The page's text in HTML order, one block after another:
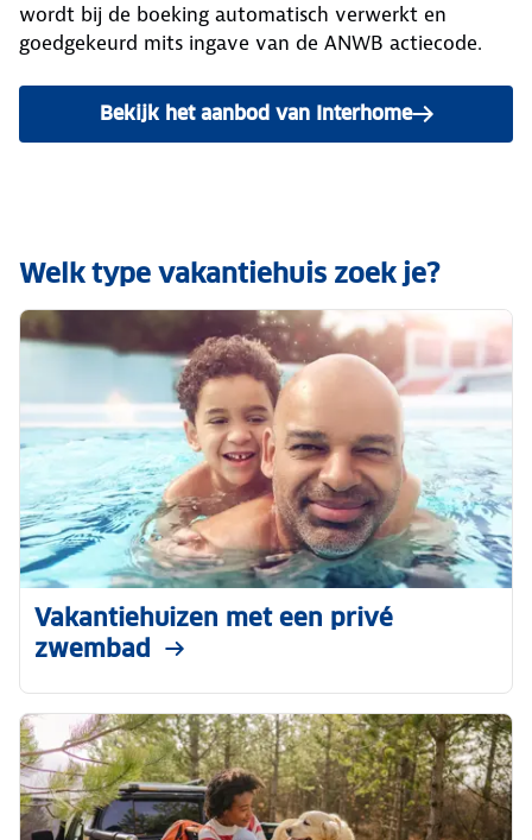
wordt bij de boeking automatisch verwerkt en
goedgekeurd mits ingave van de ANWB actiecode.
Bekijk het aanbod van Interhome
Welk type vakantiehuis zoek je?
Vakantiehuizen met een privé
zwembad